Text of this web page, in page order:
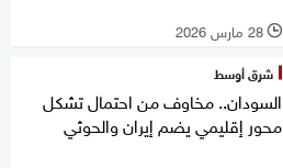
l 28 مارس 2026
شرق أوسط
السودان.. مخاوف من احتمال تشكل
محور إقليمي يضم إيران والحوثي